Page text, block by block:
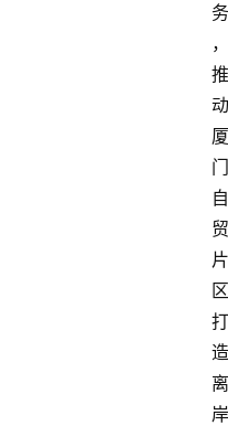
务
，
推
动
厦
门
自
贸
片
区
打
造
离
岸